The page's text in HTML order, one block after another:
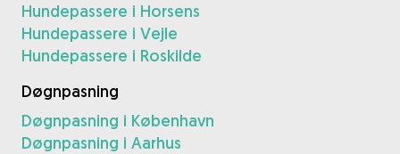
Hundepassere i Horsens
Hundepassere i Vejle
Hundepassere i Roskilde
Døgnpasning
Døgnpasning i København
Døgnpasning i Aarhus